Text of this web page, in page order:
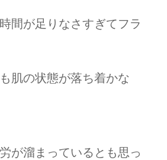
間が足りなさすぎてフラ
肌の状態が落ち着かな
が溜まっているとも思っ